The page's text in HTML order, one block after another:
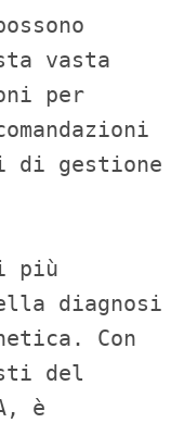
vasta
per
di gestione
più
diagnosi
Con
del
è